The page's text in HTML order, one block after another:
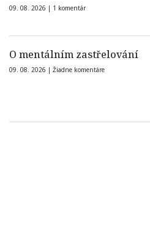
09. 08. 2026 | 1 komentár
O mentálním zastřelování
09. 08. 2026 | Žiadne komentáre